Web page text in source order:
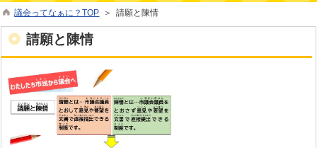
議会ってなぁに？TOP ＞ 請願と陳情
請願と陳情